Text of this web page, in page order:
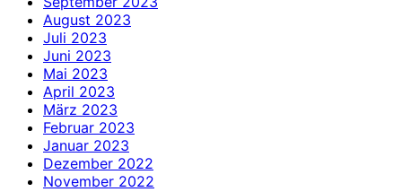
August 2023
Juli 2023
Juni 2023
Mai 2023
April 2023
März 2023
Februar 2023
Januar 2023
Dezember 2022
November 2022